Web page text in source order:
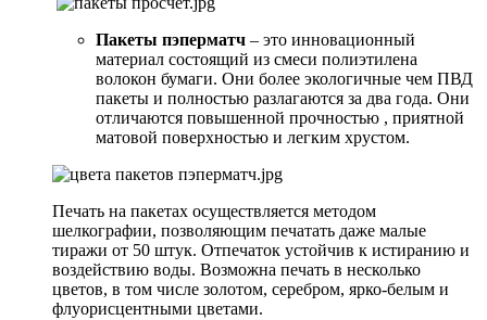
Пакеты пэперматч – это инновационный
материал состоящий из смеси полиэтилена
волокон бумаги. Они более экологичные чем ПВД
пакеты и полностью разлагаются за два года. Они
отличаются повышенной прочностью , приятной
матовой поверхностью и легким хрустом.
Печать на пакетах осуществляется методом
шелкографии, позволяющим печатать даже малые
тиражи от 50 штук. Отпечаток устойчив к истиранию и
воздействию воды. Возможна печать в несколько
цветов, в том числе золотом, серебром, ярко-белым и
флуорисцентными цветами.